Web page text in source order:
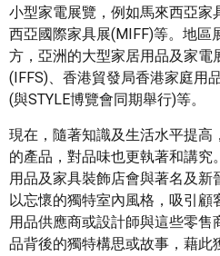
小型家電展覽，例如馬來西亞家
西亞國際家具展(MIFF)等。地區
方，亞洲的大型家居用品及家電
(IFFS)、香港貿發局香港家庭用
(與STYLE博覽會同期舉行)等。
現在，隨著知識及生活水平提高
的產品，對品味也更執著和講
用品及家具裝飾店會與著名及
以忘懷的獨特室內風格，吸引
用品供應商或設計師與這些零售
品背後的獨特構思或故事，藉此